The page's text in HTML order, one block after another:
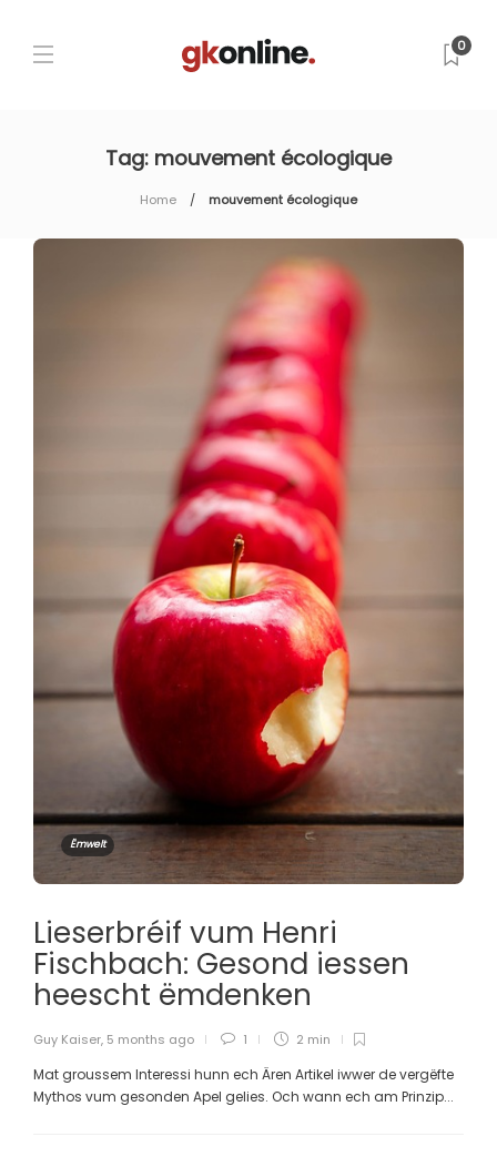
0
Tag: mouvement écologique
Home mouvement écologique
Ëmwelt
Lieserbréif vum Henri
Fischbach: Gesond iessen
heescht ëmdenken
Guy Kaiser, 5 months ago 1 2 min
Mat groussem Interessi hunn ech Ären Artikel iwwer de vergëfte
Mythos vum gesonden Apel gelies. Och wann ech am Prinzip...